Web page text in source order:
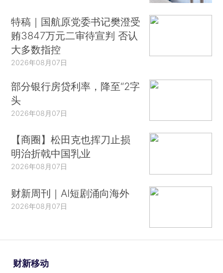
特稿｜国航原党委书记樊澄受
贿3847万元二审待宣判 否认
大多数指控
2026年08月07日
部分银行房贷利率，降至“2字
头
2026年08月07日
【商圈】松田克也挥刀止损
明治折戟中国乳业
2026年08月07日
财新周刊｜AI短剧涌向海外
2026年08月07日
财新移动